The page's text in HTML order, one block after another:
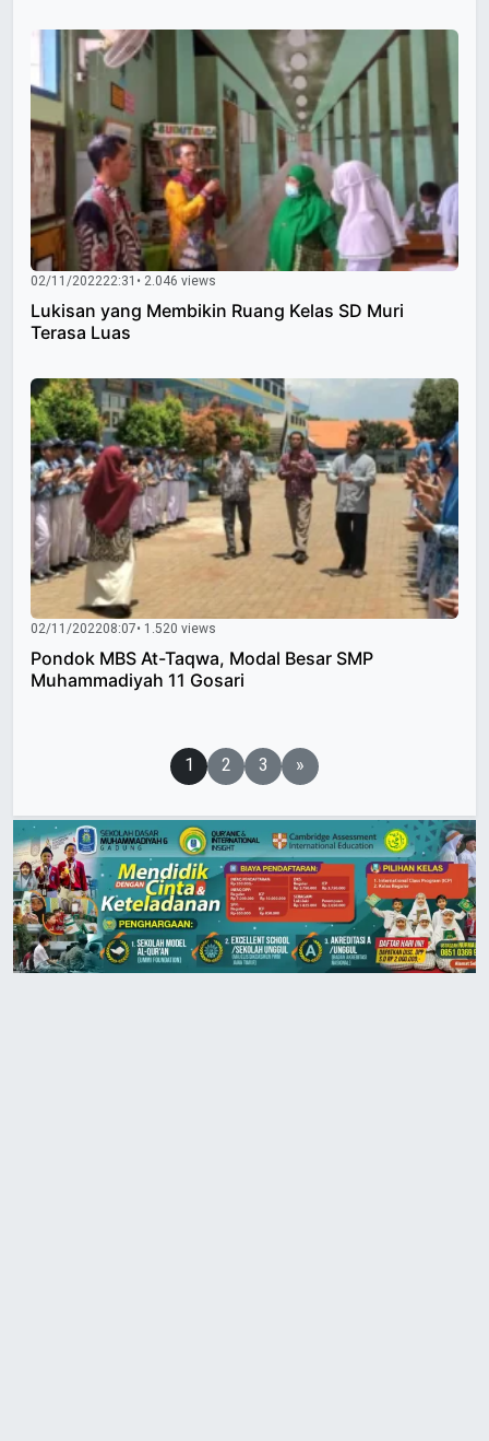
02/11/202222:31 • 2.046 views
Lukisan yang Membikin Ruang Kelas SD Muri
Terasa Luas
02/11/202208:07• 1.520 views
Pondok MBS At-Taqwa, Modal Besar SMP
Muhammadiyah 11 Gosari
1 2 3 »